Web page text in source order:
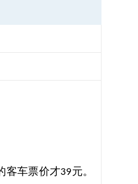
客车票价才39元。